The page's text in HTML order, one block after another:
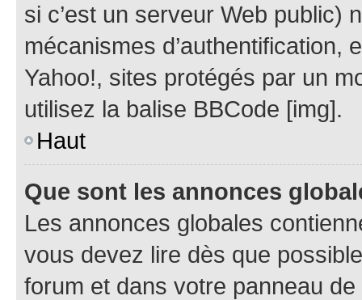
si c’est un serveur Web public)
mécanismes d’authentification,
Yahoo!, sites protégés par un
utilisez la balise BBCode [img].
Haut
Que sont les annonces
Les annonces globales
vous devez lire dès que
forum et dans votre panneau